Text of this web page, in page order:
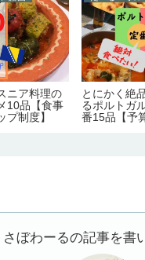
のハイライ
光情報総ま
/アクセス/必
外国人には
人多めな日
ランキング
さぼわーるの記事を書